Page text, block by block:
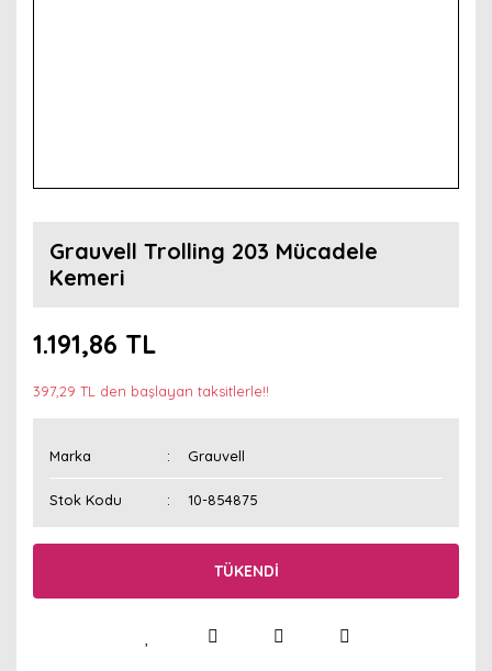
Grauvell Trolling 203 Mücadele
Kemeri
1.191,86 TL
397,29 TL den başlayan taksitlerle!!
Marka Grauvell
Stok Kodu 10-854875
TÜKENDİ